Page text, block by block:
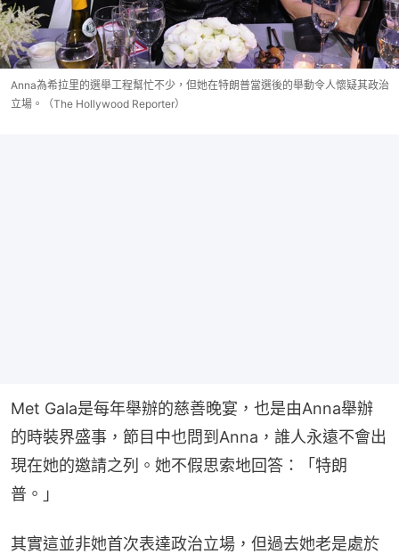
Anna為希拉里的選舉工程幫忙不少，但她在特朗普當選後的舉動令人懷疑其政治
立場。（The Hollywood Reporter）
Met Gala是每年舉辦的慈善晚宴，也是由Anna舉辦
的時裝界盛事，節目中也問到Anna，誰人永遠不會出
現在她的邀請之列。她不假思索地回答：「特朗
普。」
其實這並非她首次表達政治立場，但過去她老是處於